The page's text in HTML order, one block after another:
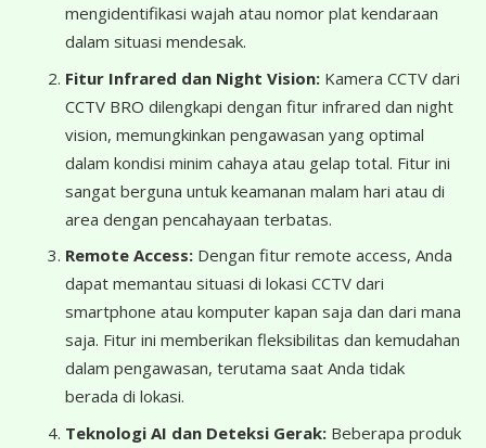
mengidentifikasi wajah atau nomor plat kendaraan
dalam situasi mendesak.
Fitur Infrared dan Night Vision: Kamera CCTV dari
CCTV BRO dilengkapi dengan fitur infrared dan night
vision, memungkinkan pengawasan yang optimal
dalam kondisi minim cahaya atau gelap total. Fitur ini
sangat berguna untuk keamanan malam hari atau di
area dengan pencahayaan terbatas.
Remote Access: Dengan fitur remote access, Anda
dapat memantau situasi di lokasi CCTV dari
smartphone atau komputer kapan saja dan dari mana
saja. Fitur ini memberikan fleksibilitas dan kemudahan
dalam pengawasan, terutama saat Anda tidak
berada di lokasi.
Teknologi AI dan Deteksi Gerak: Beberapa produk